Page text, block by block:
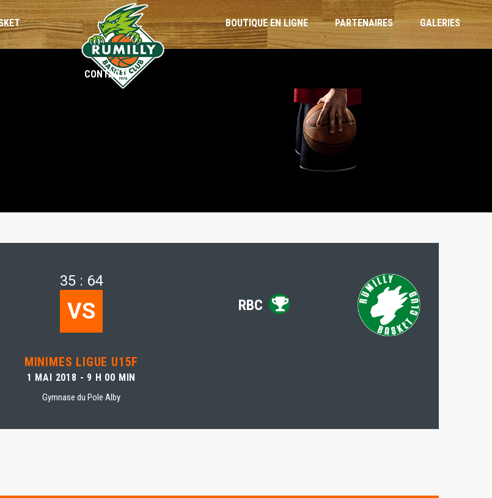
LOISIRS LOISIRS
ARBITRES ET OTM
RÈGLEMENT INTÉRIEUR
CHARTE DE L’ENTRAÎNEUR
CHARTE PARENTS
BOUTIQUE EN LIGNE PARTENAIRES GALERIES
CONTACT
35 : 64
VS RBC
MINIMES LIGUE U15F
1 MAI 2018 - 9 H 00 MIN
Gymnase du Pole Alby